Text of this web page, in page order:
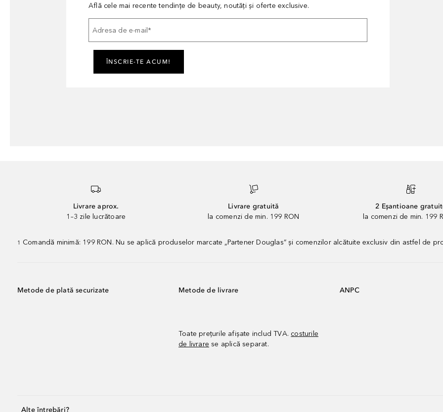
Află cele mai recente tendințe de beauty, noutăți și oferte exclusive.
Adresa de e-mail *
ÎNSCRIE-TE ACUM!
Livrare aprox.
1–3 zile lucrătoare
Livrare gratuită
la comenzi de min. 199 RON
2 Eșantioane
la comenzi de min. 199
1 Comandă minimă: 199 RON. Nu se aplică produselor marcate „Partener Douglas” și comenzilor alcătuite exclusiv din astfel de
Metode de plată securizate Metode de livrare
Toate prețurile afișate includ TVA. costurile
de livrare se aplică separat.
ANPC
Alte întrebări?